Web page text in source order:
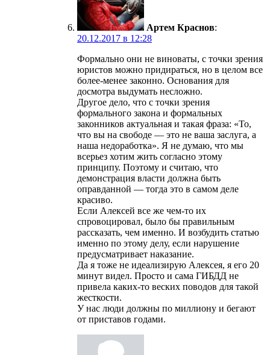
Артем Краснов:
20.12.2017 в 12:28
Формально они не виноваты, с точки зрения
юристов можно придираться, но в целом все
более-менее законно. Основания для
досмотра выдумать несложно.
Другое дело, что с точки зрения
формального закона и формальных
законников актуальная и такая фраза: «То,
что вы на свободе — это не ваша заслуга, а
наша недоработка». Я не думаю, что мы
всерьез хотим жить согласно этому
принципу. Поэтому и считаю, что
демонстрация власти должна быть
оправданной — тогда это в самом деле
красиво.
Если Алексей все же чем-то их
спровоцировал, было бы правильным
рассказать, чем именно. И возбудить статью
именно по этому делу, если нарушение
предусматривает наказание.
Да я тоже не идеализирую Алексея, я его 20
минут видел. Просто и сама ГИБДД не
привела каких-то веских поводов для такой
жесткости.
У нас люди должны по миллиону и бегают
от приставов годами.